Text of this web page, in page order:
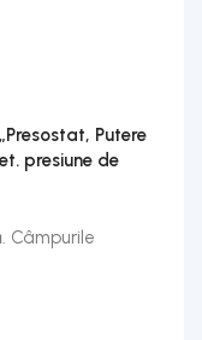
Putere
presiune de
Câmpurile